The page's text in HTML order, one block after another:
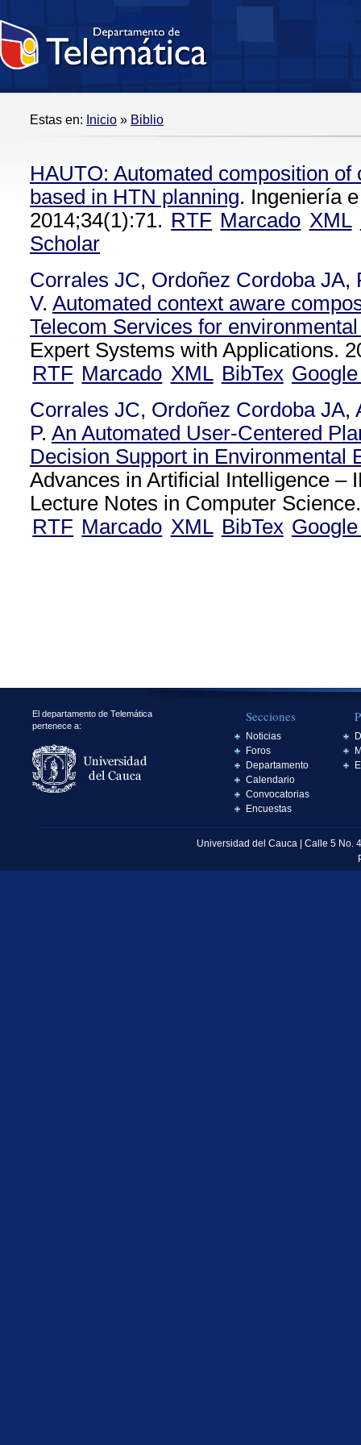
Estas en: Inicio » Biblio
HAUTO: Automated composition of
based in HTN planning. Ingeniería
2014;34(1):71. RTF Marcado XML
Scholar
Corrales JC, Ordoñez Cordoba JA,
V. Automated context aware
Telecom Services for
Expert Systems with Applications.
RTF Marcado XML BibTex
Corrales JC, Ordoñez Cordoba JA,
P. An Automated User-Centered
Decision Support in Environmental
Advances in Artificial Intelligence –
Lecture Notes in Computer
RTF Marcado XML BibTex
El departamento de Telemática
pertenece a:
Secciones
Noticias
Foros
Departamento
Calendario
Convocatorias
Encuestas
Universidad del Cauca | Calle 5 No.